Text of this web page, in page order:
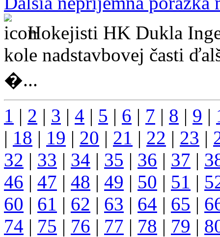
Hokejisti HK Dukla
kole nadstavbovej časti
�...
1 | 2 | 3 | 4 | 5 | 6 | 7 | 8 | 9 |
| 18 | 19 | 20 | 21 | 22 | 23 |
32 | 33 | 34 | 35 | 36 | 37 |
46 | 47 | 48 | 49 | 50 | 51 |
60 | 61 | 62 | 63 | 64 | 65 |
74 | 75 | 76 | 77 | 78 | 79 |